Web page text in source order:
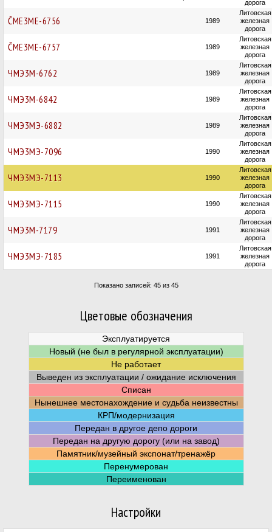
дорога
ČME3ME-6756 1989
Литовская
железная
дорога
ČME3ME-6757 1989
Литовская
железная
дорога
ЧМЭ3М-6762 1989
Литовская
железная
дорога
ЧМЭ3М-6842 1989
Литовская
железная
дорога
ЧМЭ3МЭ-6882 1989
Литовская
железная
дорога
ЧМЭ3МЭ-7096 1990
Литовская
железная
дорога
ЧМЭ3МЭ-7113 1990
Литовская
железная
дорога
ЧМЭ3МЭ-7115 1990
Литовская
железная
дорога
ЧМЭ3М-7179 1991
Литовская
железная
дорога
ЧМЭ3МЭ-7185 1991
Литовская
железная
дорога
Показано записей: 45 из 45
Цветовые обозначения
Эксплуатируется
Новый (не был в регулярной эксплуатации)
Не работает
Выведен из эксплуатации / ожидание исключения
Списан
Нынешнее местонахождение и судьба неизвестны
КРП/модернизация
Передан в другое депо дороги
Передан на другую дорогу (или на завод)
Памятник/музейный экспонат/тренажёр
Перенумерован
Переименован
Настройки